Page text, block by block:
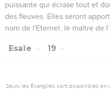
puissante qui écrase tout et
des fleuves. Elles seront
nom de l'Eternel, le maître de
Esaïe 19
Seuls les Évangiles sont disponibles en